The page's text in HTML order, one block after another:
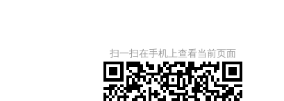
扫一扫在手机上查看当前页面